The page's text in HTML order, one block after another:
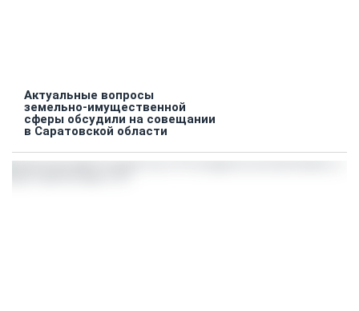
Актуальные вопросы
земельно-имущественной
сферы обсудили на совещании
в Саратовской области